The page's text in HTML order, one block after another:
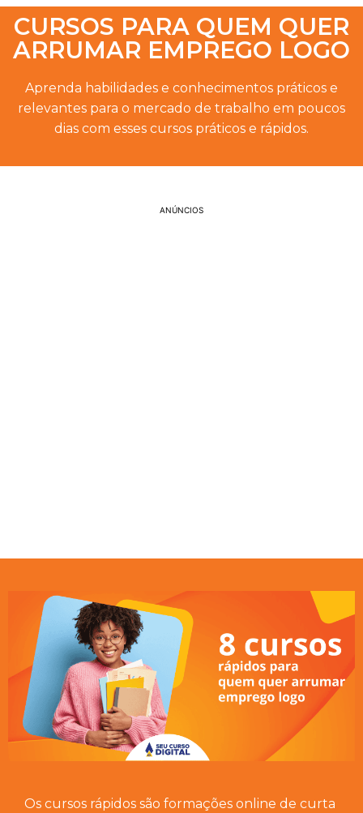
CURSOS PARA QUEM QUER
ARRUMAR EMPREGO LOGO
Aprenda habilidades e conhecimentos práticos e
relevantes para o mercado de trabalho em poucos
dias com esses cursos práticos e rápidos.
ANÚNCIOS
Os cursos rápidos são formações online de curta